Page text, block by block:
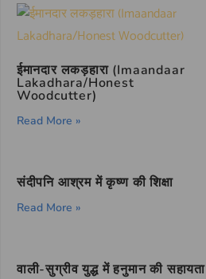
ईमानदार लकड़हारा (Imaandaar
Lakadhara/Honest
Woodcutter)
Read More »
संदीपनि आश्रम में कृष्ण की शिक्षा
Read More »
वाली-सुग्रीव युद्ध में हनुमान की सहायता